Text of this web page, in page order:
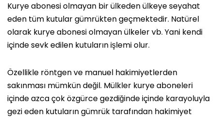
Kurye abonesi olmayan bir ülkeden ülkeye seyahat
eden tüm kutular gümrükten geçmektedir. Natürel
olarak kurye abonesi olmayan ülkeler vb. Yani kendi
içinde sevk edilen kutuların işlemi olur.
Özellikle röntgen ve manuel hakimiyetlerden
sakınması mümkün değil. Mülkler kurye aboneleri
içinde azca çok özgürce gezdiğinde içinde karayoluyla
gezi eden kutuların gümrük tarafından hakimiyet